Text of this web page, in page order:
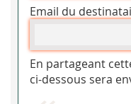
Email du
En partageant
ci-dessous sera